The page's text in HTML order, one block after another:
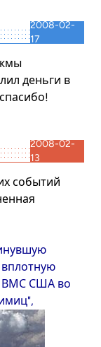
2008-02-
17
деньги в
2008-02-
13
событий
вплотную
ВМС США во